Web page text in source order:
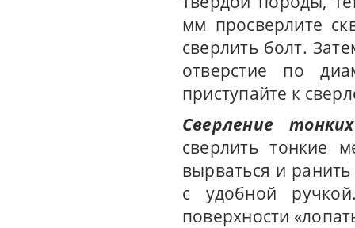
мм просверлите
сверлить болт.
отверстие по
приступайте к
Сверление
сверлить тонкие
вырваться и
с удобной
поверхности